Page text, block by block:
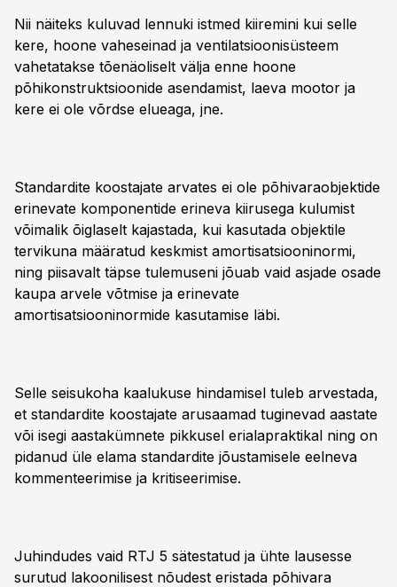
Nii näiteks kuluvad lennuki istmed kiiremini kui selle
kere, hoone vaheseinad ja ventilatsioonisüsteem
vahetatakse tõenäoliselt välja enne hoone
põhikonstruktsioonide asendamist, laeva mootor ja
kere ei ole võrdse elueaga, jne.
Standardite koostajate arvates ei ole põhivaraobjektide
erinevate komponentide erineva kiirusega kulumist
võimalik õiglaselt kajastada, kui kasutada objektile
tervikuna määratud keskmist amortisatsiooninormi,
ning piisavalt täpse tulemuseni jõuab vaid asjade osade
kaupa arvele võtmise ja erinevate
amortisatsiooninormide kasutamise läbi.
Selle seisukoha kaalukuse hindamisel tuleb arvestada,
et standardite koostajate arusaamad tuginevad aastate
või isegi aastakümnete pikkusel erialapraktikal ning on
pidanud üle elama standardite jõustamisele eelneva
kommenteerimise ja kritiseerimise.
Juhindudes vaid RTJ 5 sätestatud ja ühte lausesse
surutud lakoonilisest nõudest eristada põhivara